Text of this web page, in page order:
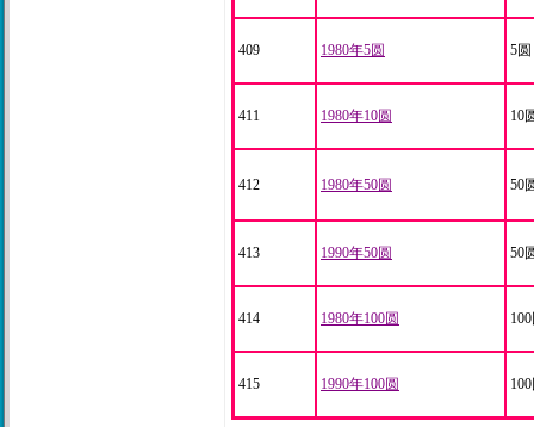
409 1980年5圆 5圆
411 1980年10圆 10
412 1980年50圆 50
413 1990年50圆 50
414 1980年100圆
415 1990年100圆